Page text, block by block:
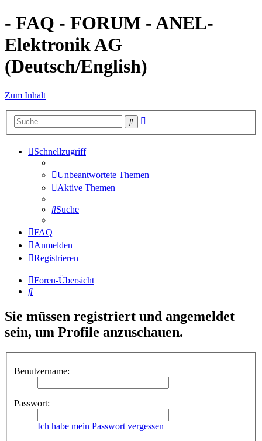
- FAQ - FORUM - ANEL-
Elektronik AG
(Deutsch/English)
Zum Inhalt
Suche
Schnellzugriff
Unbeantwortete Themen
Aktive Themen
Suche
FAQ
Anmelden
Registrieren
Foren-Übersicht
Suche
Sie müssen registriert und angemeldet
sein, um Profile anzuschauen.
Benutzername:
Passwort:
Ich habe mein Passwort vergessen